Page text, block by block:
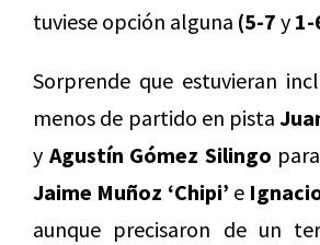
tuviese opción alguna (5-7 y 1-
Sorprende que estuvieran
menos de partido en pista
y Agustín Gómez Silingo
Jaime Muñoz ‘Chipi’ e
aunque precisaron de un